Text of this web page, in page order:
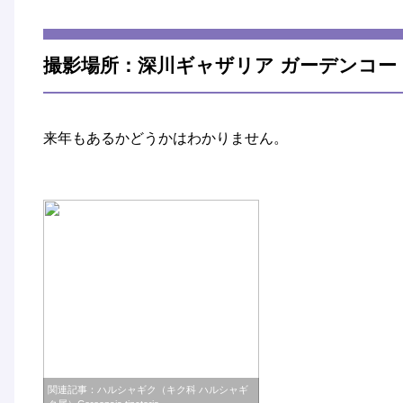
撮影場所：深川ギャザリア ガーデンコー
来年もあるかどうかはわかりません。
関連記事：ハルシャギク（キク科 ハルシャギ